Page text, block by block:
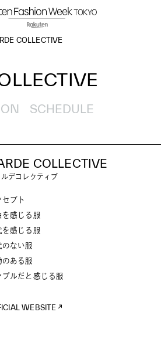
COLLECTIVE
SCHEDULE
COLLECTIVE
ルデコレクティブ
セプト
を感じる服
を感じる服
のない服
のある服
プルだと感じる服
WEBSITE